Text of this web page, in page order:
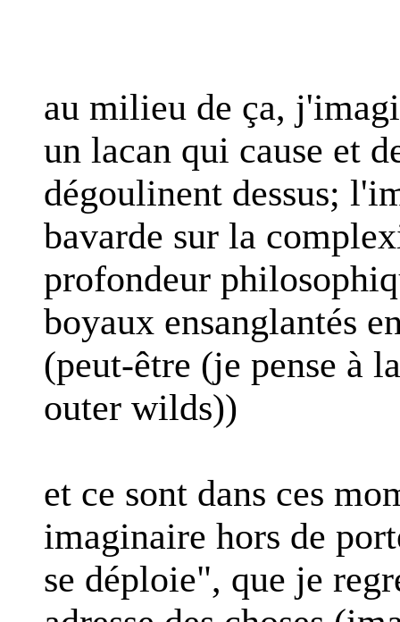
au milieu de ça,
un lacan qui cause et
dégoulinent dessus;
bavarde sur la
profondeur
boyaux ensanglantés
(peut-être (je pense à
outer wilds))
et ce sont dans ces
imaginaire hors de
se déploie", que je